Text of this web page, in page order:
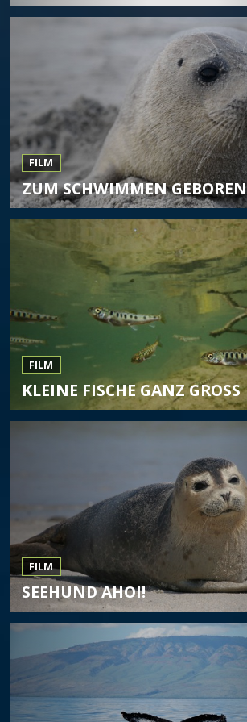
FILM
ZUM SCHWIMMEN GEBOREN
FILM
KLEINE FISCHE GANZ GROSS
FILM
SEEHUND AHOI!